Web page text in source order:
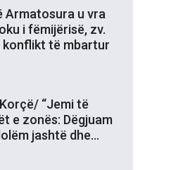
Armatosura u vra
i fëmijërisë, zv.
konflikt të mbartur
“Jemi të
e zonës: Dëgjuam
jashtë dhe…